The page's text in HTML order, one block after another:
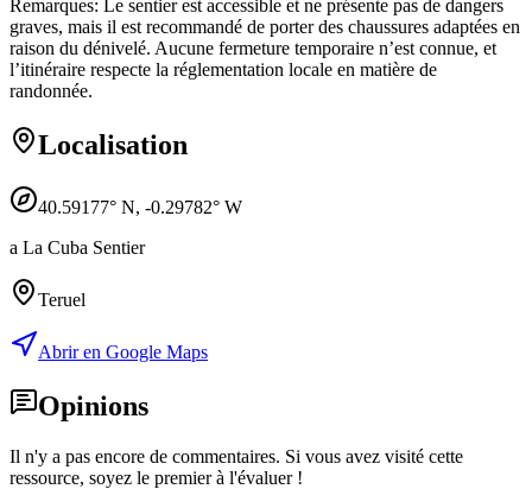
Remarques: Le sentier est accessible et ne présente pas de dangers
graves, mais il est recommandé de porter des chaussures adaptées en
raison du dénivelé. Aucune fermeture temporaire n’est connue, et
l’itinéraire respecte la réglementation locale en matière de
randonnée.
Localisation
40.59177° N, -0.29782° W
a La Cuba Sentier
Teruel
Abrir en Google Maps
Opinions
Il n'y a pas encore de commentaires. Si vous avez visité cette
ressource, soyez le premier à l'évaluer !